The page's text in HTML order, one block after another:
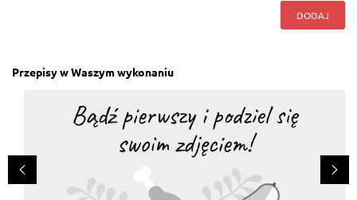
DODAJ
Przepisy w Waszym wykonaniu